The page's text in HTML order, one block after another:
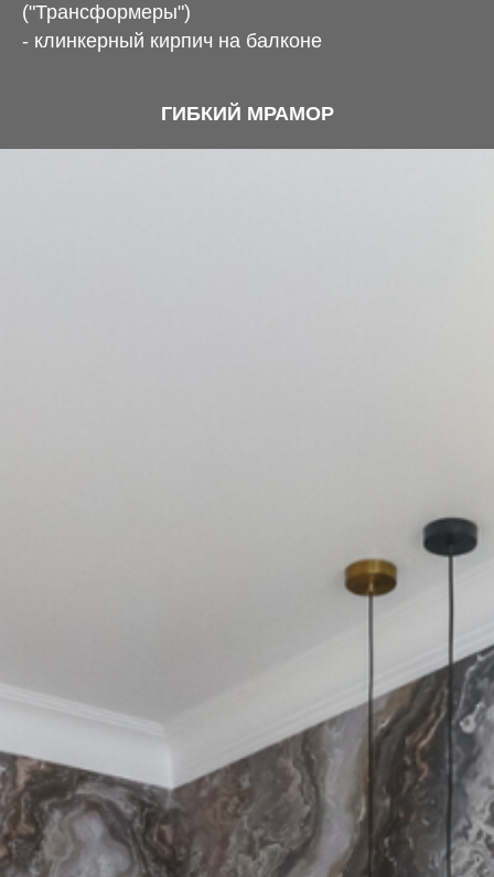
("Трансформеры")
- клинкерный кирпич на балконе
ГИБКИЙ МРАМОР